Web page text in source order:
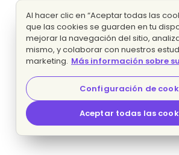
Al hacer clic en “Aceptar todas las
que las cookies se guarden en tu
mejorar la navegación del sitio,
mismo, y colaborar con nuestros
marketing. Más información sobre
Configuración de
Aceptar todas las